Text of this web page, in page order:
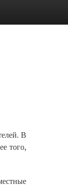
В
того,